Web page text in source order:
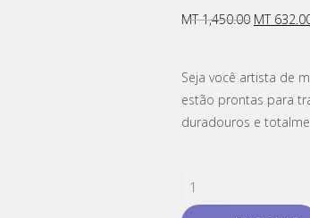
MT1,450.00 MT
Seja você artista de
estão prontas para
duradouros e